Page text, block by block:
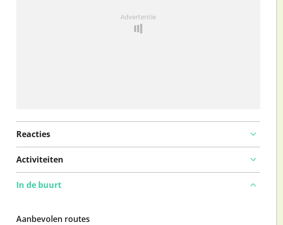
Advertentie
Reacties
Activiteiten
In de buurt
Aanbevolen routes